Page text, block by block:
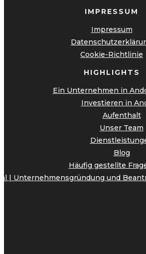
IMPRESSUM
Impressum
Cookie-Richtlinie
HIGHLIGHTS
Ein Unternehmen in
Investieren in
Aufenthalt
Unser Team
Blog
Häufig gestellte
| Unternehmensgründung und